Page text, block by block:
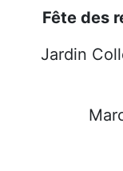
Fête des
Jardin